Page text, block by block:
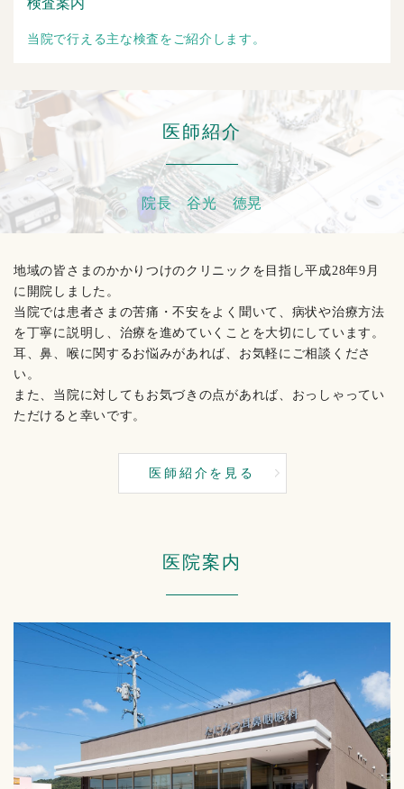
検査案内
当院で行える主な検査をご紹介します。
医師紹介
院長 谷光 徳晃
地域の皆さまのかかりつけのクリニックを目指し平成28年9月
に開院しました。
当院では患者さまの苦痛・不安をよく聞いて、病状や治療方法
を丁寧に説明し、治療を進めていくことを大切にしています。
耳、鼻、喉に関するお悩みがあれば、お気軽にご相談くださ
い。
また、当院に対してもお気づきの点があれば、おっしゃってい
ただけると幸いです。
医師紹介を見る
医院案内